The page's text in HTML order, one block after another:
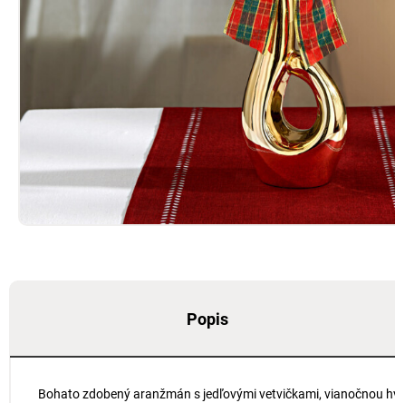
Popis
Bohato zdobený aranžmán s jedľovými vetvičkami, vianočnou